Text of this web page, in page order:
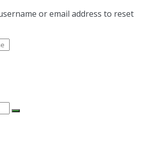
or email address to reset